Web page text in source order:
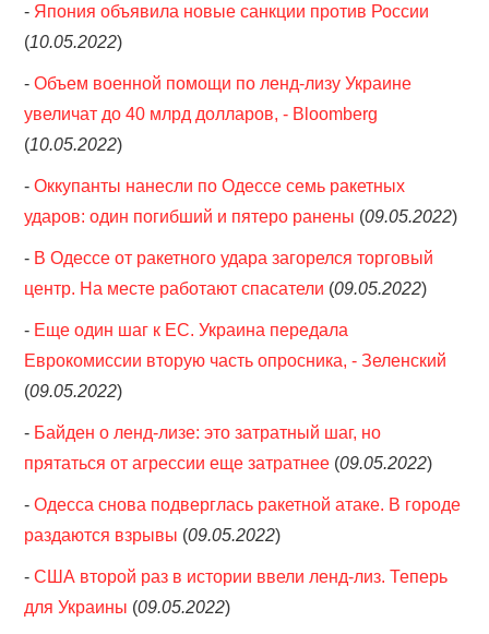
- Япония объявила новые санкции против России
(10.05.2022)
-Объем военной помощи по ленд-лизу Украине
увеличат до 40 млрд долларов, - Bloomberg
(10.05.2022)
-Оккупанты нанесли по Одессе семь ракетных
ударов: один погибший и пятеро ранены (09.05.2022)
- В Одессе от ракетного удара загорелся торговый
центр. На месте работают спасатели (09.05.2022)
- Еще один шаг к ЕС. Украина передала
Еврокомиссии вторую часть опросника, - Зеленский
(09.05.2022)
- Байден о ленд-лизе: это затратный шаг, но
прятаться от агрессии еще затратнее (09.05.2022)
-Одесса снова подверглась ракетной атаке. В городе
раздаются взрывы (09.05.2022)
-США второй раз в истории ввели ленд-лиз. Теперь
для Украины (09.05.2022)